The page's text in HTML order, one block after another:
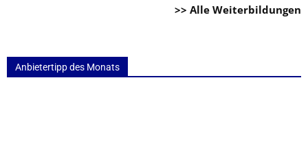
>> Alle Weiterbildungen
Anbietertipp des Monats